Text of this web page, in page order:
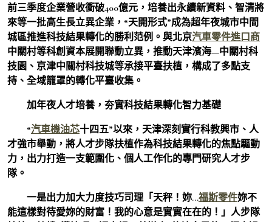
前三季度企業營收衝破400億元，培養出永續新資料、智清將
來等一批高生長立異企業，“天開形式”成為超年夜城市中間
城區推進科技結果轉化的勝利范例。與北京汽車零件進口商
中關村等科創資本展開聯動立異，推動天津濱海—中關村科
技園、京津中關村科技城等承接平臺扶植，構成了多點支
持、全域籠罩的轉化平臺收集。
加年夜人才培養，夯實科技結果轉化智力基礎
“汽車機油芯十四五”以來，天津深刻實行科教興市、人
才強市舉動，將人才步隊扶植作為科技結果轉化的焦點驅動
力，出力打造一支範圍化、個人工作化的專門研究人才步
隊。
一是出力加大力度技巧司理「天秤！妳…福斯零件妳不
能這樣對待愛妳的財富！我的心意是實實在在的！」人步隊